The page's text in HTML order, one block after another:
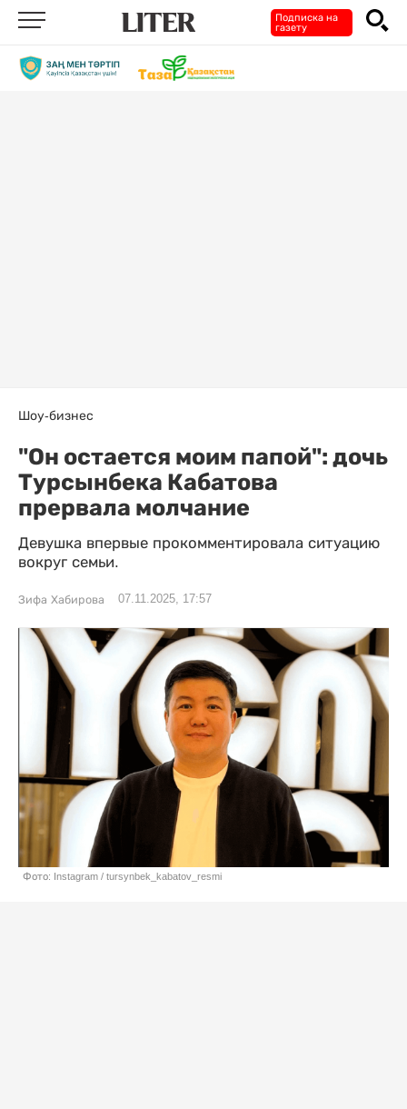
Подписка на
газету
Шоу-бизнес
"Он остается моим папой": дочь
Турсынбека Кабатова
прервала молчание
Девушка впервые прокомментировала ситуацию
вокруг семьи.
Зифа Хабирова 07.11.2025, 17:57
Фото: Instagram / tursynbek_kabatov_resmi